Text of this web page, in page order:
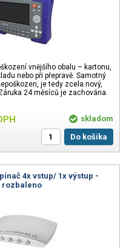
vnějšího obalu – kartonu,
nebo při přepravě. Samotný
je tedy zcela nový,
24 měsíců je zachována.
skladom
Do košíka
4x vstup/ 1x výstup -
rozbaleno